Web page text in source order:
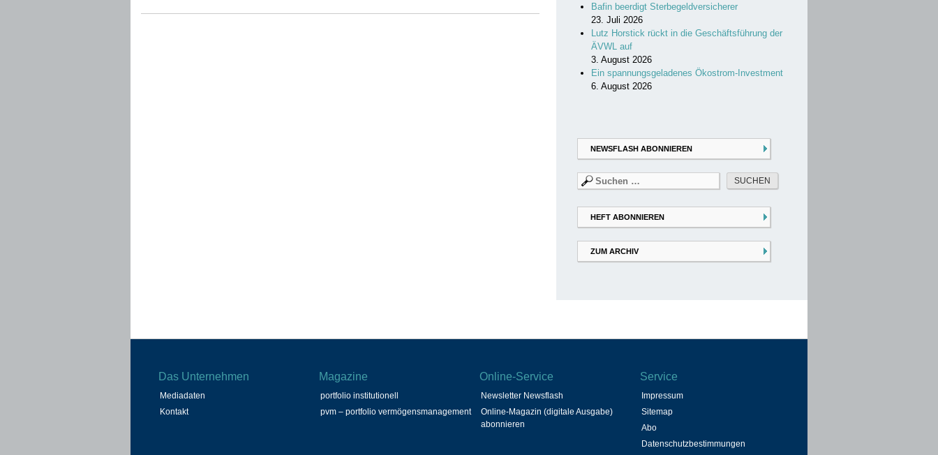
Bafin beerdigt Sterbegeldversicherer
23. Juli 2026
Lutz Horstick rückt in die Geschäftsführung der
ÄVWL auf
3. August 2026
Ein spannungsgeladenes Ökostrom-Investment
6. August 2026
NEWSFLASH ABONNIEREN
Suchen
nach:
HEFT ABONNIEREN
ZUM ARCHIV
Das Unternehmen
Mediadaten
Kontakt
Magazine
portfolio institutionell
pvm – portfolio vermögensmanagement
Online-Service
Newsletter Newsflash
Online-Magazin (digitale Ausgabe)
abonnieren
Service
Impressum
Sitemap
Abo
Datenschutzbestimmungen